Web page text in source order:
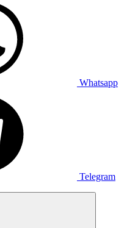
Whatsapp
Telegram